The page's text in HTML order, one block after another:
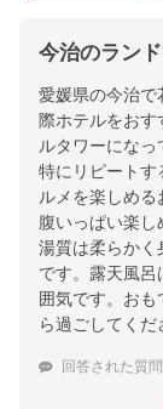
今治のラン
愛媛県の今治で
際ホテルをお
ルタワーにな
特にリピートす
ルメを楽しめ
腹いっぱい楽し
湯質は柔らかく
です。露天風
囲気です。お
ら過ごしてくだ
回答された質問